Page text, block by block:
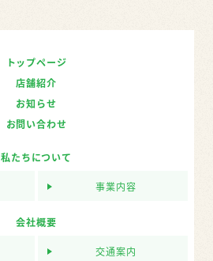
トップページ
店舗紹介
お知らせ
お問い合わせ
私たちについて
事業内容
会社概要
交通案内